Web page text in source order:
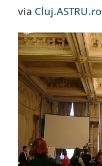
via Cluj.ASTRU.ro